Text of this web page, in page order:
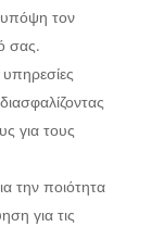
υπόψη τον
σας.
για τους
την ποιότητα
για τις